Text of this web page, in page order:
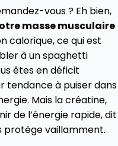
vous ? Eh bien,
masse musculaire
calorique, ce qui est
à un spaghetti
êtes en déficit
tendance à puiser dans
Mais la créatine,
de l’énergie rapide, dit
protège vaillamment.